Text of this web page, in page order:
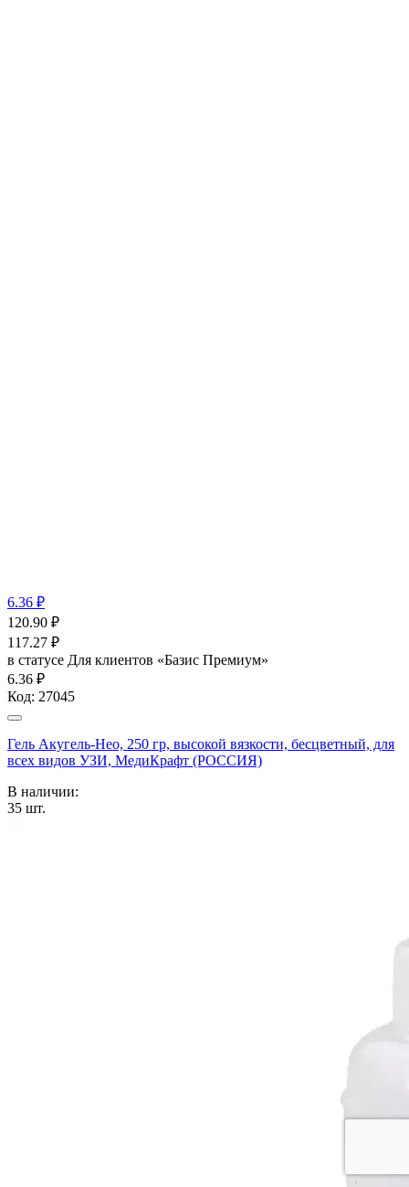
6.36 ₽
120.90 ₽
117.27 ₽
в статусе Для клиентов «Базис Премиум»
6.36 ₽
Код: 27045
Гель Акугель-Нео, 250 гр, высокой вязкости, бесцветный, для
всех видов УЗИ, МедиКрафт (РОССИЯ)
В наличии:
35 шт.